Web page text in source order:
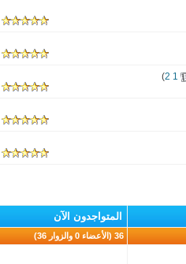
1
2
)
المتواجدون الآن
36 (الأعضاء 0 والزوار 36)